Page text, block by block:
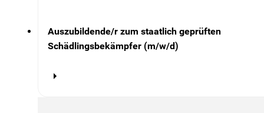
Auszubildende/r zum staatlich geprüften
Schädlingsbekämpfer (m/w/d)